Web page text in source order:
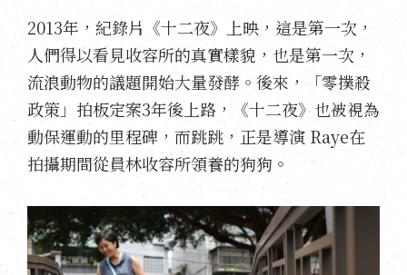
2013年，紀錄片《十二夜》上映，這是第一次，
人們得以看見收容所的真實樣貌，也是第一次，
流浪動物的議題開始大量發酵。後來，「零撲殺
政策」拍板定案3年後上路，《十二夜》也被視為
動保運動的里程碑，而跳跳，正是導演 Raye在
拍攝期間從員林收容所領養的狗狗。